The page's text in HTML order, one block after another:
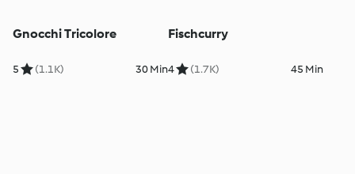
Gnocchi Tricolore
5 (1.1K) 30 Min
Fischcurry
4 (1.7K) 45 Min